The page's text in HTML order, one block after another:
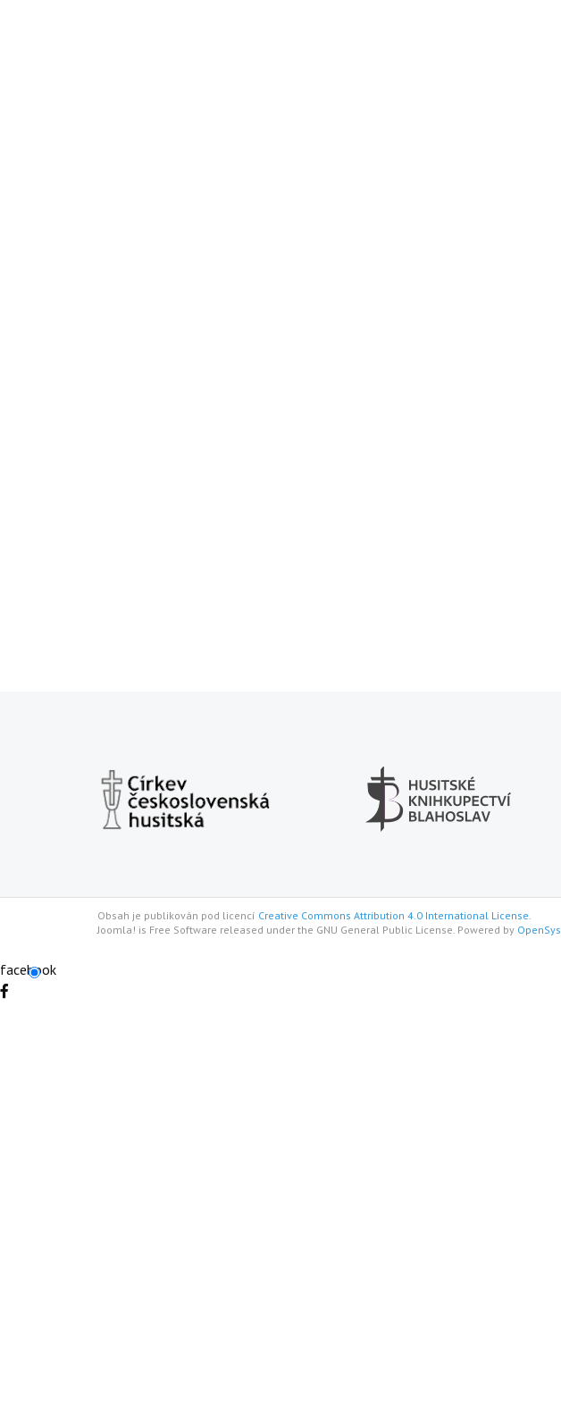
Obsah je publikován pod licencí Creative Commons Attribution 4.0 International License.
Joomla! is Free Software released under the GNU General Public License. Powered by OpenSys
facebook